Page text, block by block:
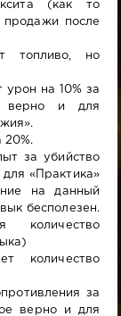
(как то
продажи после
топливо, но
на 10% за
верно и для
20%.
за убийство
«Практика»
на данный
бесполезен.
количество
количество
за
верно и для